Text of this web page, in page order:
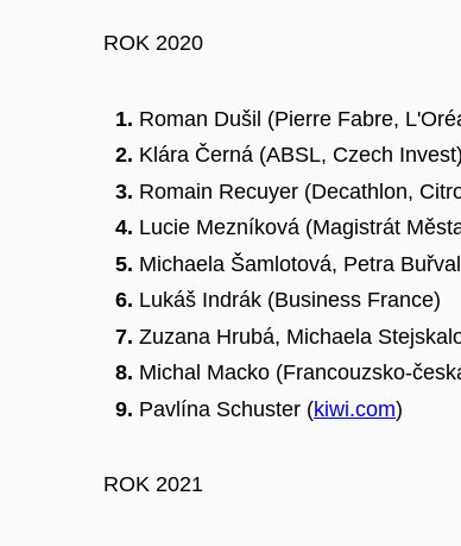
ROK 2020
Roman Dušil (Pierre Fabre,
Klára Černá (ABSL, Czech Invest)
Romain Recuyer (Decathlon,
Lucie Mezníková (Magistrát
Michaela Šamlotová, Petra
Lukáš Indrák (Business France)
Zuzana Hrubá, Michaela
Michal Macko (Francouzsko-
Pavlína Schuster (kiwi.com)
ROK 2021